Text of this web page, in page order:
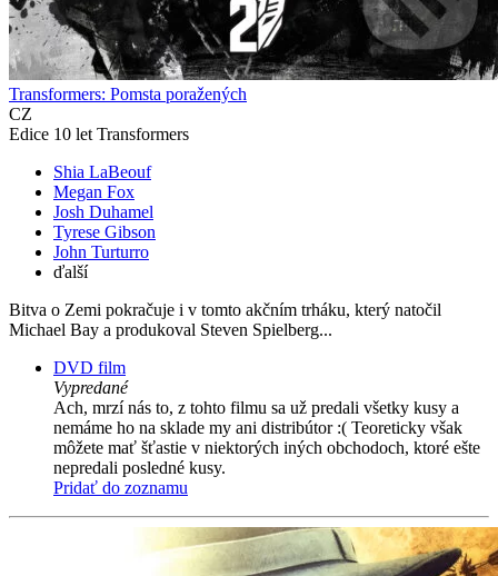
Transformers: Pomsta poražených
CZ
Edice 10 let Transformers
Shia LaBeouf
Megan Fox
Josh Duhamel
Tyrese Gibson
John Turturro
ďalší
Bitva o Zemi pokračuje i v tomto akčním trháku, který natočil
Michael Bay a produkoval Steven Spielberg...
DVD film
Vypredané
Ach, mrzí nás to, z tohto filmu sa už predali všetky kusy a
nemáme ho na sklade my ani distribútor :( Teoreticky však
môžete mať šťastie v niektorých iných obchodoch, ktoré ešte
nepredali posledné kusy.
Pridať do zoznamu